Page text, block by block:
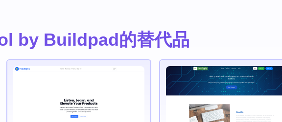
by Buildpad的替代品